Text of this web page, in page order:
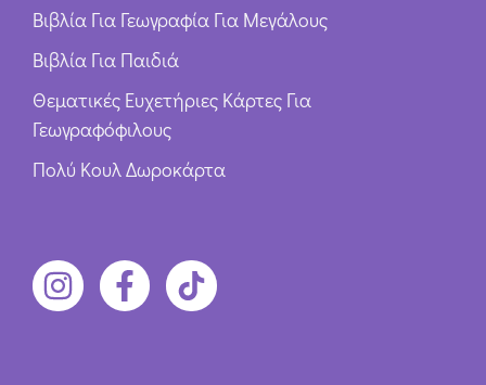
Βιβλία Για Γεωγραφία Για Μεγάλους
Βιβλία Για Παιδιά
Θεματικές Ευχετήριες Κάρτες Για
Γεωγραφόφιλους
Πολύ Κουλ Δωροκάρτα